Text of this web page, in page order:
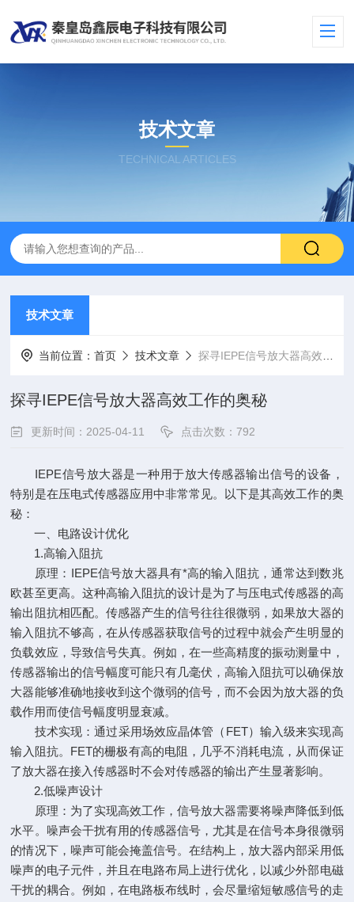
技术文章
TECHNICAL ARTICLES
技术文章
当前位置：首页 技术文章 探寻IEPE信号放大器高效工作的奥秘
探寻IEPE信号放大器高效工作的奥秘
更新时间：2025-04-11 点击次数：792
IEPE信号放大器是一种用于放大传感器输出信号的设备，
特别是在压电式传感器应用中非常常见。以下是其高效工作的奥
秘：
一、电路设计优化
1.高输入阻抗
原理： IEPE信号放大器具有*高的输入阻抗，通常达到数兆
欧甚至更高。这种高输入阻抗的设计是为了与压电式传感器的高
输出阻抗相匹配。传感器产生的信号往往很微弱，如果放大器的
输入阻抗不够高，在从传感器获取信号的过程中就会产生明显的
负载效应，导致信号失真。例如，在一些高精度的振动测量中，
传感器输出的信号幅度可能只有几毫伏，高输入阻抗可以确保放
大器能够准确地接收到这个微弱的信号，而不会因为放大器的负
载作用而使信号幅度明显衰减。
技术实现：通过采用场效应晶体管（FET）输入级来实现高
输入阻抗。FET的栅极有高的电阻，几乎不消耗电流，从而保证
了放大器在接入传感器时不会对传感器的输出产生显著影响。
2.低噪声设计
原理：为了实现高效工作，信号放大器需要将噪声降低到低
水平。噪声会干扰有用的传感器信号，尤其是在信号本身很微弱
的情况下，噪声可能会掩盖信号。在结构上，放大器内部采用低
噪声的电子元件，并且在电路布局上进行优化，以减少外部电磁
干扰的耦合。例如，在电路板布线时，会尽量缩短敏感信号的走